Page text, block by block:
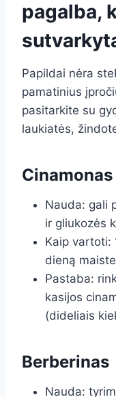
pagalba,
Papildai nėra
pamatinius
pasitarkite su
laukiatės,
Cinamonas
Nauda: gali
ir gliukozės
Kaip vartoti:
dieną
Pastaba:
kasijos
(dideliais
Berberinas
Nauda: